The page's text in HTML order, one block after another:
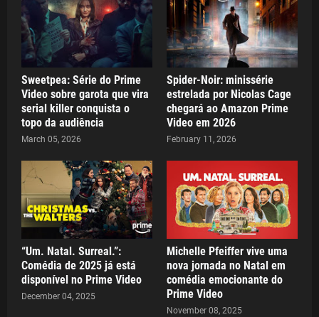
Sweetpea: Série do Prime
Video sobre garota que vira
serial killer conquista o
topo da audiência
March 05, 2026
Spider-Noir: minissérie
estrelada por Nicolas Cage
chegará ao Amazon Prime
Video em 2026
February 11, 2026
“Um. Natal. Surreal.”:
Comédia de 2025 já está
disponível no Prime Video
December 04, 2025
Michelle Pfeiffer vive uma
nova jornada no Natal em
comédia emocionante do
Prime Video
November 08, 2025